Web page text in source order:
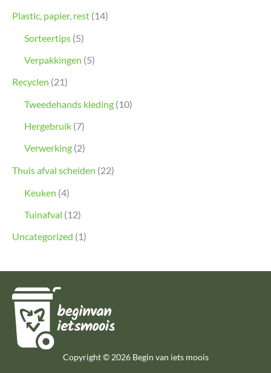
Plastic, papier, rest (14)
Sorteertips (5)
Verpakkingen (5)
Recyclen (21)
Tweedehands kleding (10)
Hergebruik (7)
Verwerking (2)
Thuis afval scheiden (22)
Keuken (4)
Tuinafval (12)
Uncategorized (1)
Copyright © 2026 Begin van iets moois